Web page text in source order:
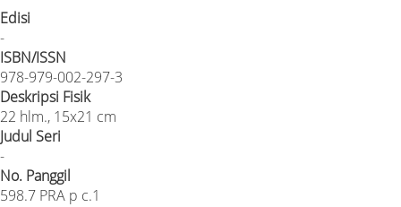
Edisi
-
ISBN/ISSN
978-979-002-297-3
Deskripsi Fisik
22 hlm., 15x21 cm
Judul Seri
-
No. Panggil
598.7 PRA p c.1